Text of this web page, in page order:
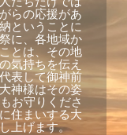
らの応援があ
ということに
に、各地域か
とは、その地
気持ちを伝え
表して御神前
神様はその姿
お守りくださ
住まいする大
上げます。